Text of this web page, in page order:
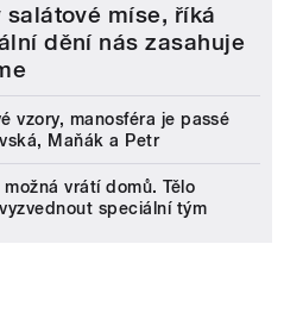
míse, říká
dění nás zasahuje
vzory, manosféra je passé
Maňák a Petr
možná vrátí domů. Tělo
speciální tým